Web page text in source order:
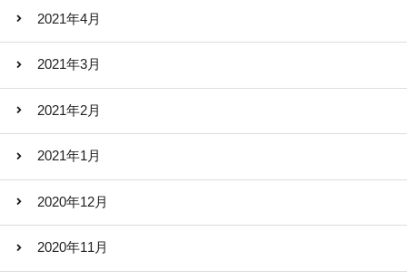
2021年4月
2021年3月
2021年2月
2021年1月
2020年12月
2020年11月